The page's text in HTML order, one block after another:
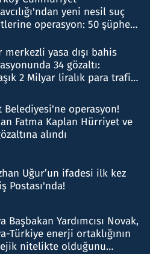
yeni nesil suç
operasyon: 50 şüpheli
merkezli yasa dışı bahis
34 gözaltı:
2 Milyar liralık para trafiği
Belediyesi'ne operasyon!
Fatma Kaplan Hürriyet ve
alındı
Uğur’un ifadesi ilk kez
Postası'nda!
Başbakan Yardımcısı Novak,
Türkiye enerji ortaklığının
nitelikte olduğunu